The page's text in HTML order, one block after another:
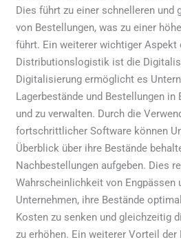
Dies führt zu einer schnelleren und
von Bestellungen, was zu einer
führt. Ein weiterer wichtiger Aspekt
Distributionslogistik ist die
Digitalisierung ermöglicht es
Lagerbestände und Bestellungen in
und zu verwalten. Durch die
fortschrittlicher Software können
Überblick über ihre Bestände
Nachbestellungen aufgeben. Dies
Wahrscheinlichkeit von Engpässen
Unternehmen, ihre Bestände
Kosten zu senken und gleichzeitig
zu erhöhen. Ein weiterer Vorteil